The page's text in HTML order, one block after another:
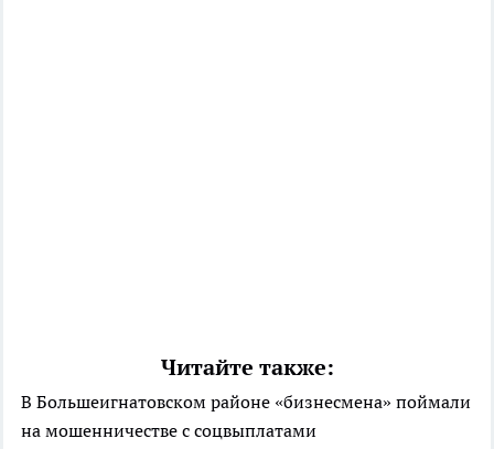
Читайте также:
В Большеигнатовском районе «бизнесмена» поймали
на мошенничестве с соцвыплатами